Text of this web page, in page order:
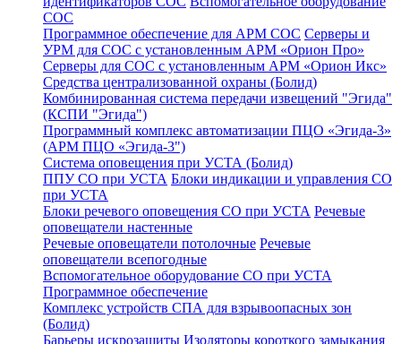
СОС
Программное обеспечение для АРМ СОС Серверы и
УРМ для СОС с установленным АРМ «Орион Про»
Серверы для СОС с установленным АРМ «Орион Икс»
Средства централизованной охраны (Болид)
Комбинированная система передачи извещений "Эгида"
(КСПИ "Эгида")
Программный комплекс автоматизации ПЦО «Эгида-3»
(АРМ ПЦО «Эгида-3")
Система оповещения при УСТА (Болид)
ППУ СО при УСТА Блоки индикации и управления СО
при УСТА
Блоки речевого оповещения СО при УСТА Речевые
оповещатели настенные
Речевые оповещатели потолочные Речевые
оповещатели всепогодные
Вспомогательное оборудование СО при УСТА
Программное обеспечение
Комплекс устройств СПА для взрывоопасных зон
(Болид)
Барьеры искрозащиты Изоляторы короткого замыкания